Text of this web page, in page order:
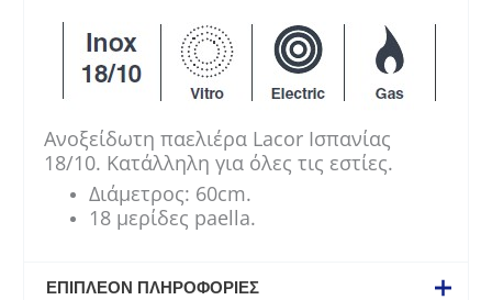
μερίδες
ποσότητα
Aνοξείδωτη παελιέρα Lacor Ισπανίας
18/10. Κατάλληλη για όλες τις εστίες.
Διάμετρος: 60cm.
18 μερίδες paella.
ΕΠΙΠΛΈΟΝ ΠΛΗΡΟΦΟΡΊΕΣ